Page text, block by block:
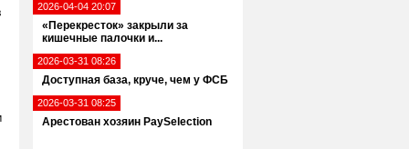
2026-04-04 20:07
«Перекресток» закрыли за
кишечные палочки и...
2026-03-31 08:26
Доступная база, круче, чем у ФСБ
2026-03-31 08:25
Арестован хозяин PaySelection